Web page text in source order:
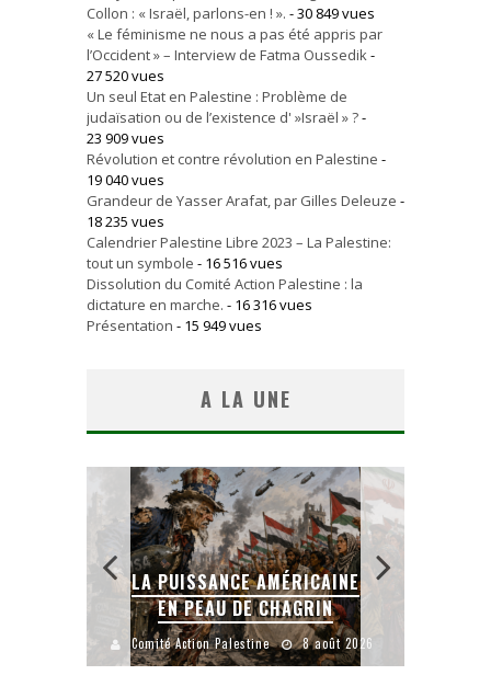
Collon : « Israël, parlons-en ! ». - 30 849 vues
« Le féminisme ne nous a pas été appris par
l’Occident » – Interview de Fatma Oussedik-
27 520 vues
Un seul Etat en Palestine : Problème de
judaïsation ou de l’existence d' »Israël » ?-
23 909 vues
Révolution et contre révolution en Palestine -
19 040 vues
Grandeur de Yasser Arafat, par Gilles Deleuze -
18 235 vues
Calendrier Palestine Libre 2023 – La Palestine:
tout un symbole - 16 516 vues
Dissolution du Comité Action Palestine : la
dictature en marche. - 16 316 vues
Présentation - 15 949 vues
A LA UNE
LA PUISSANCE AMÉRICAINE
EN PEAU DE CHAGRIN
Comité Action Palestine 8 août 2026